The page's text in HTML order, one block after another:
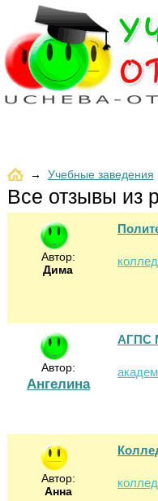
→ Учебные заведения
Все отзывы из
Автор:
Дима
Автор:
Ангелина
АГПС
Автор:
Анна